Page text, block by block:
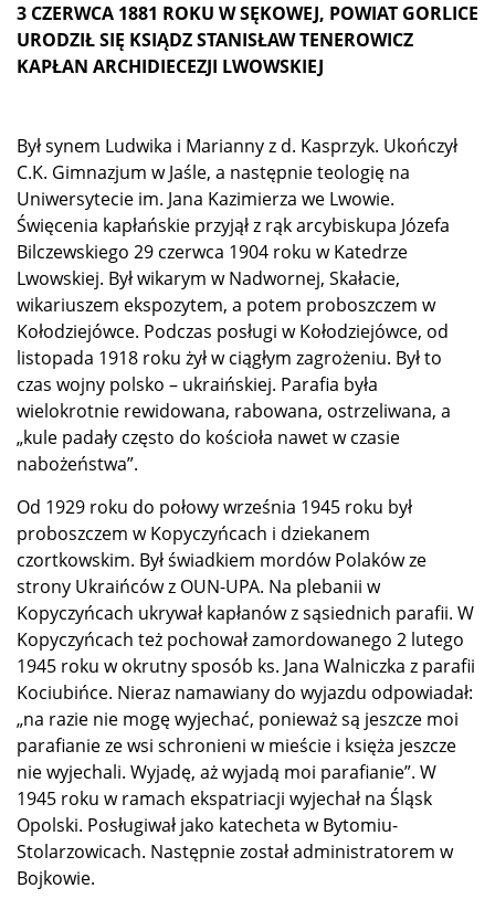
3 CZERWCA 1881 ROKU W SĘKOWEJ, POWIAT GORLICE
URODZIŁ SIĘ KSIĄDZ STANISŁAW TENEROWICZ
KAPŁAN ARCHIDIECEZJI LWOWSKIEJ
Był synem Ludwika i Marianny z d. Kasprzyk. Ukończył
C.K. Gimnazjum w Jaśle, a następnie teologię na
Uniwersytecie im. Jana Kazimierza we Lwowie.
Święcenia kapłańskie przyjął z rąk arcybiskupa Józefa
Bilczewskiego 29 czerwca 1904 roku w Katedrze
Lwowskiej. Był wikarym w Nadwornej, Skałacie,
wikariuszem ekspozytem, a potem proboszczem w
Kołodziejówce. Podczas posługi w Kołodziejówce, od
listopada 1918 roku żył w ciągłym zagrożeniu. Był to
czas wojny polsko – ukraińskiej. Parafia była
wielokrotnie rewidowana, rabowana, ostrzeliwana, a
„kule padały często do kościoła nawet w czasie
nabożeństwa”.
Od 1929 roku do połowy września 1945 roku był
proboszczem w Kopyczyńcach i dziekanem
czortkowskim. Był świadkiem mordów Polaków ze
strony Ukraińców z OUN-UPA. Na plebanii w
Kopyczyńcach ukrywał kapłanów z sąsiednich parafii. W
Kopyczyńcach też pochował zamordowanego 2 lutego
1945 roku w okrutny sposób ks. Jana Walniczka z parafii
Kociubińce. Nieraz namawiany do wyjazdu odpowiadał:
„na razie nie mogę wyjechać, ponieważ są jeszcze moi
parafianie ze wsi schronieni w mieście i księża jeszcze
nie wyjechali. Wyjadę, aż wyjadą moi parafianie”. W
1945 roku w ramach ekspatriacji wyjechał na Śląsk
Opolski. Posługiwał jako katecheta w Bytomiu-
Stolarzowicach. Następnie został administratorem w
Bojkowie.